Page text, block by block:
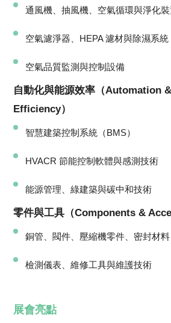
通風機、抽風機、空氣循環與淨化裝
空氣濾淨器、HEPA 濾材與除濕系統
空氣品質監測與控制設備
自動化與能源效率（Automation
Efficiency）
智慧建築控制系統（BMS）
HVACR 節能控制軟體與感測技術
能源管理、綠建築與碳中和技術
零件與工具（Components &
銅管、閥件、壓縮機零件、密封材料
檢測儀表、維修工具與維護技術
展會亮點